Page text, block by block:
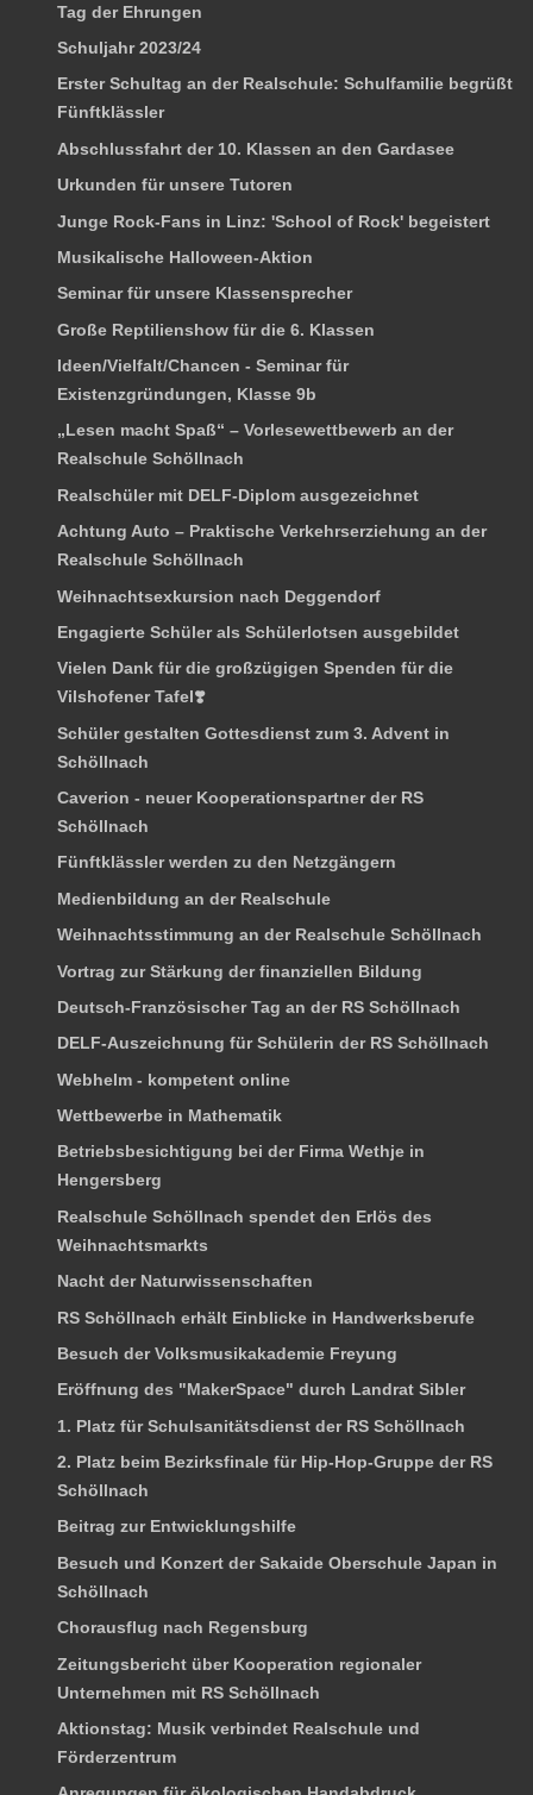
Tag der Ehrungen
Schuljahr 2023/24
Erster Schultag an der Realschule: Schulfamilie begrüßt
Fünftklässler
Abschlussfahrt der 10. Klassen an den Gardasee
Urkunden für unsere Tutoren
Junge Rock-Fans in Linz: 'School of Rock' begeistert
Musikalische Halloween-Aktion
Seminar für unsere Klassensprecher
Große Reptilienshow für die 6. Klassen
Ideen/Vielfalt/Chancen - Seminar für
Existenzgründungen, Klasse 9b
„Lesen macht Spaß“ – Vorlesewettbewerb an der
Realschule Schöllnach
Realschüler mit DELF-Diplom ausgezeichnet
Achtung Auto – Praktische Verkehrserziehung an der
Realschule Schöllnach
Weihnachtsexkursion nach Deggendorf
Engagierte Schüler als Schülerlotsen ausgebildet
Vielen Dank für die großzügigen Spenden für die
Vilshofener Tafel❣️
Schüler gestalten Gottesdienst zum 3. Advent in
Schöllnach
Caverion - neuer Kooperationspartner der RS
Schöllnach
Fünftklässler werden zu den Netzgängern
Medienbildung an der Realschule
Weihnachtsstimmung an der Realschule Schöllnach
Vortrag zur Stärkung der finanziellen Bildung
Deutsch-Französischer Tag an der RS Schöllnach
DELF-Auszeichnung für Schülerin der RS Schöllnach
Webhelm - kompetent online
Wettbewerbe in Mathematik
Betriebsbesichtigung bei der Firma Wethje in
Hengersberg
Realschule Schöllnach spendet den Erlös des
Weihnachtsmarkts
Nacht der Naturwissenschaften
RS Schöllnach erhält Einblicke in Handwerksberufe
Besuch der Volksmusikakademie Freyung
Eröffnung des "MakerSpace" durch Landrat Sibler
1. Platz für Schulsanitätsdienst der RS Schöllnach
2. Platz beim Bezirksfinale für Hip-Hop-Gruppe der RS
Schöllnach
Beitrag zur Entwicklungshilfe
Besuch und Konzert der Sakaide Oberschule Japan in
Schöllnach
Chorausflug nach Regensburg
Zeitungsbericht über Kooperation regionaler
Unternehmen mit RS Schöllnach
Aktionstag: Musik verbindet Realschule und
Förderzentrum